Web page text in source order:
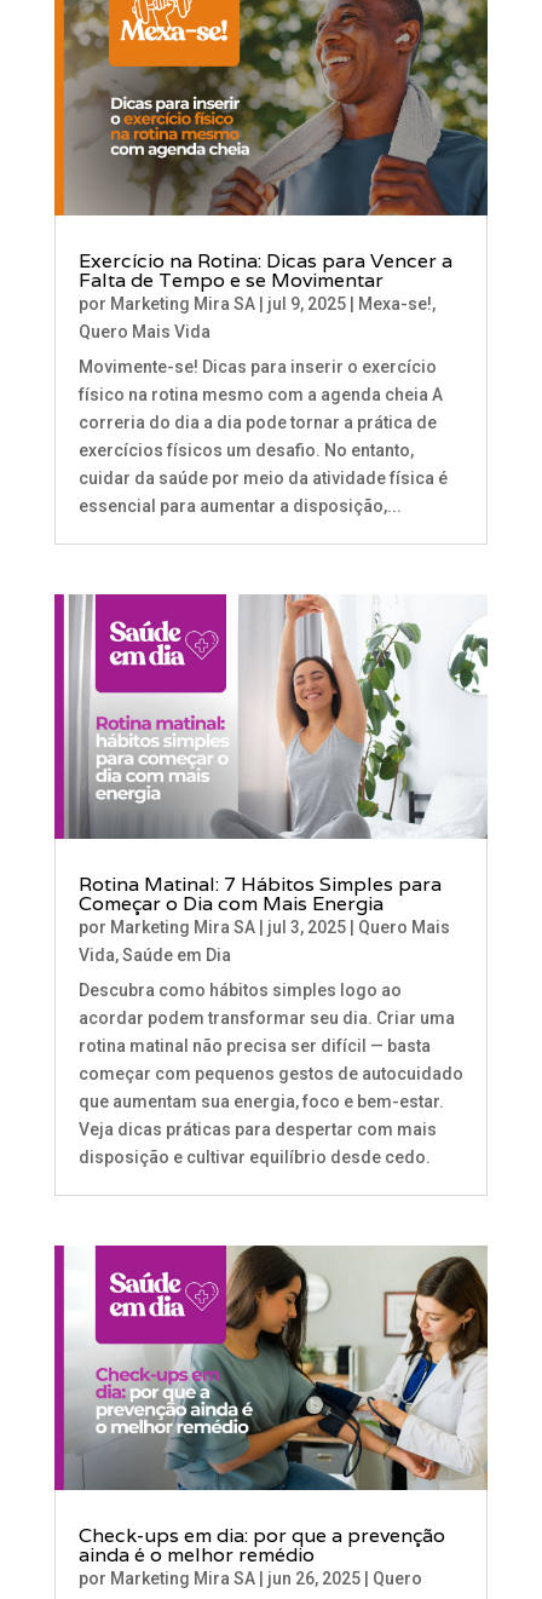
Exercício na Rotina: Dicas para Vencer a
Falta de Tempo e se Movimentar
por Marketing Mira SA| jul 9, 2025| Mexa-se!,
Quero Mais Vida
Movimente-se! Dicas para inserir o exercício
físico na rotina mesmo com a agenda cheia A
correria do dia a dia pode tornar a prática de
exercícios físicos um desafio. No entanto,
cuidar da saúde por meio da atividade física é
essencial para aumentar a disposição,...
Rotina Matinal: 7 Hábitos Simples para
Começar o Dia com Mais Energia
por Marketing Mira SA| jul 3, 2025| Quero Mais
Vida,Saúde em Dia
Descubra como hábitos simples logo ao
acordar podem transformar seu dia. Criar uma
rotina matinal não precisa ser difícil — basta
começar com pequenos gestos de autocuidado
que aumentam sua energia, foco e bem-estar.
Veja dicas práticas para despertar com mais
disposição e cultivar equilíbrio desde cedo.
Check-ups em dia: por que a prevenção
ainda é o melhor remédio
por Marketing Mira SA| jun 26, 2025| Quero